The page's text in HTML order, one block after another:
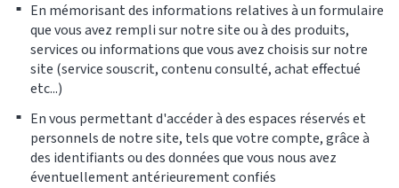
En mémorisant des informations relatives à un formulaire
que vous avez rempli sur notre site ou à des produits,
services ou informations que vous avez choisis sur notre
site (service souscrit, contenu consulté, achat effectué
etc...)
En vous permettant d'accéder à des espaces réservés et
personnels de notre site, tels que votre compte, grâce à
des identifiants ou des données que vous nous avez
éventuellement antérieurement confiés